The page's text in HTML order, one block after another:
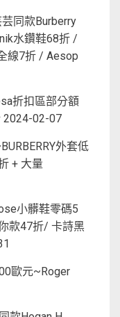
同款Burberry
水鑽鞋68折 /
線7折 / Aesop
折扣區部分額
2024-02-07
外套低
+ 大量
小髒鞋零碼5
款47折/ 卡詩黑
歐元~Roger